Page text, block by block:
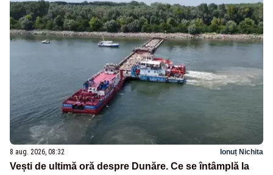
8 aug. 2026, 08:32 Ionuț Nichita
Vești de ultimă oră despre Dunăre. Ce se întâmplă la